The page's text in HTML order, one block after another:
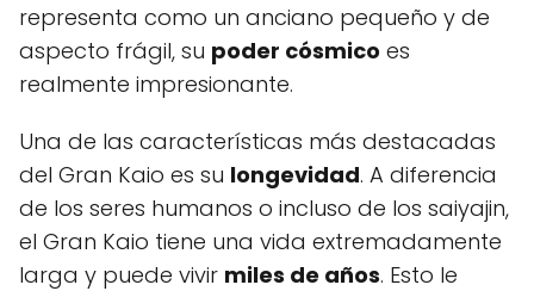
representa como un anciano pequeño y de
aspecto frágil, su poder cósmico es
realmente impresionante.
Una de las características más destacadas
del Gran Kaio es su longevidad. A diferencia
de los seres humanos o incluso de los saiyajin,
el Gran Kaio tiene una vida extremadamente
larga y puede vivir miles de años. Esto le